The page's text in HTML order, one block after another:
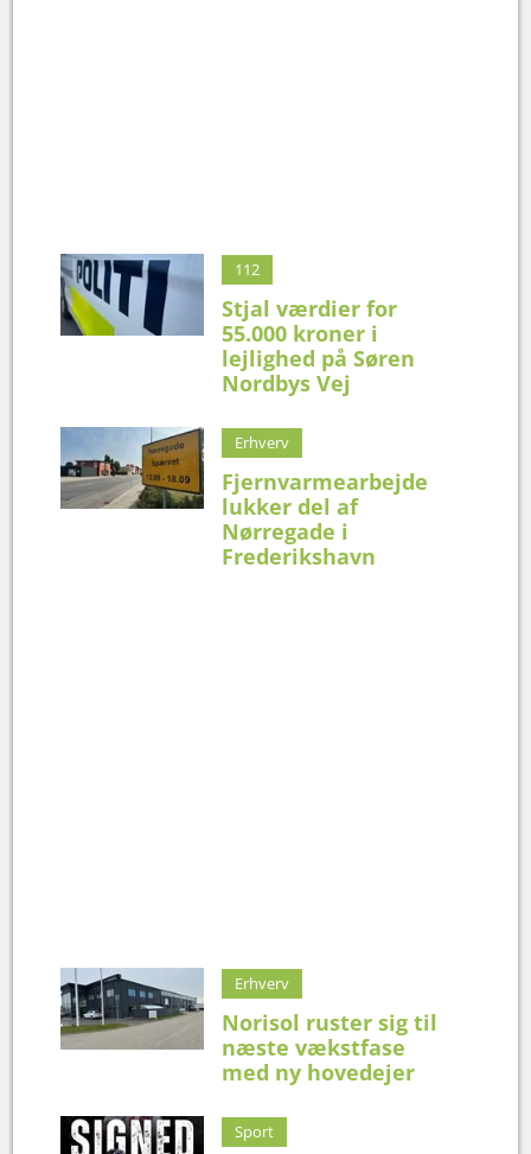
112
Stjal værdier for
55.000 kroner i
lejlighed på Søren
Nordbys Vej
Erhverv
Fjernvarmearbejde
lukker del af
Nørregade i
Frederikshavn
Erhverv
Norisol ruster sig til
næste vækstfase
med ny hovedejer
Sport